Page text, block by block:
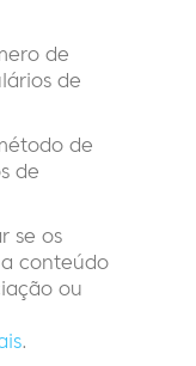
de
de
de
de
se os
conteúdo
ou
.